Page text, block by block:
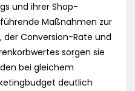
und ihrer Shop-
Maßnahmen zur
der Conversion-Rate und
sorgen sie
bei gleichem
deutlich